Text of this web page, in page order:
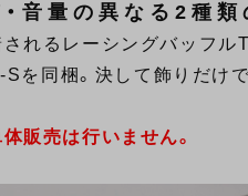
・音量の異なる2種
れるレーシングバッフ
を同梱。決して飾りだけ
販売は行いません。